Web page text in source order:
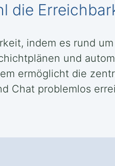
die
indem es rund
und
ermöglicht die
Chat problemlos